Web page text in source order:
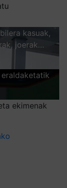
kasuak,
joerak…
ekimenak